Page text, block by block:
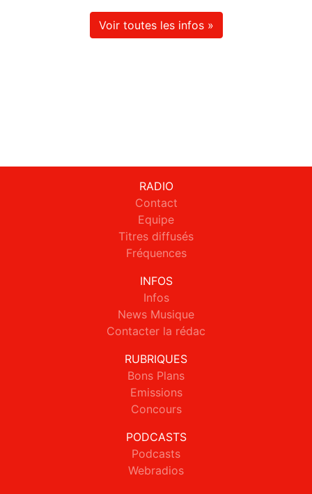
Voir toutes les infos »
RADIO
Contact
Equipe
Titres diffusés
Fréquences
INFOS
Infos
News Musique
Contacter la rédac
RUBRIQUES
Bons Plans
Emissions
Concours
PODCASTS
Podcasts
Webradios